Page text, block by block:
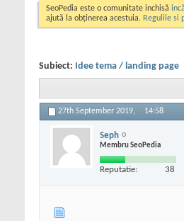
SeoPedia este o comunitate inchisă
ajută la obținerea acestuia. Regulile si
Subiect: Idee tema / landing page
27th September 2019, 14:58
Seph
Membru SeoPedia
Reputatie: 38